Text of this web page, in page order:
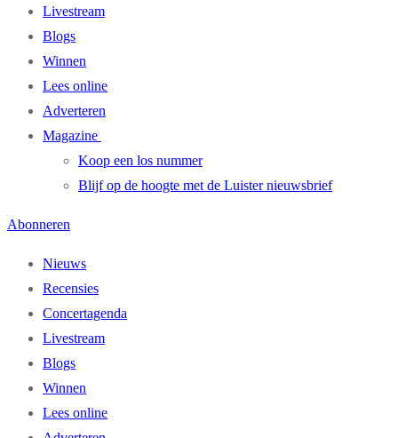
Livestream
Blogs
Winnen
Lees online
Adverteren
Magazine
Koop een los nummer
Blijf op de hoogte met de Luister nieuwsbrief
Abonneren
Nieuws
Recensies
Concertagenda
Livestream
Blogs
Winnen
Lees online